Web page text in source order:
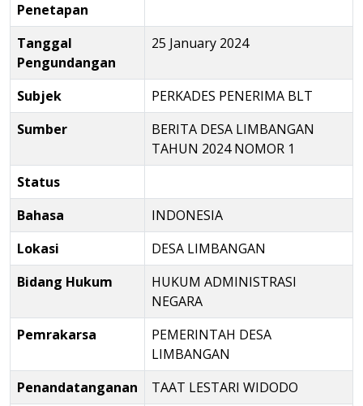
Penetapan
Tanggal
Pengundangan
25 January 2024
Subjek
PERKADES PENERIMA BLT
Sumber
BERITA DESA LIMBANGAN
TAHUN 2024 NOMOR 1
Status
Bahasa
INDONESIA
Lokasi
DESA LIMBANGAN
Bidang Hukum
HUKUM ADMINISTRASI
NEGARA
Pemrakarsa
PEMERINTAH DESA
LIMBANGAN
Penandatanganan
TAAT LESTARI WIDODO